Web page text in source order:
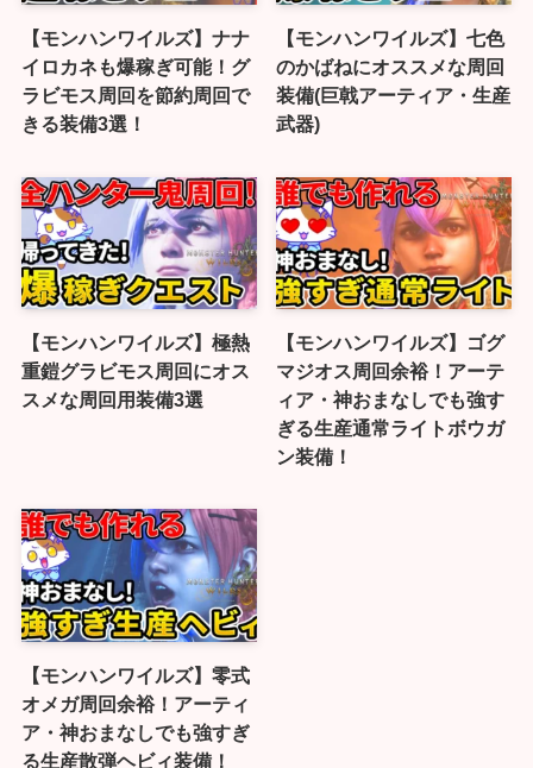
【モンハンワイルズ】ナナ
イロカネも爆稼ぎ可能！グ
ラビモス周回を節約周回で
きる装備3選！
【モンハンワイルズ】七色
のかばねにオススメな周回
装備(巨戟アーティア・生産
武器)
【モンハンワイルズ】極熱
重鎧グラビモス周回にオス
スメな周回用装備3選
【モンハンワイルズ】ゴグ
マジオス周回余裕！アーテ
ィア・神おまなしでも強す
ぎる生産通常ライトボウガ
ン装備！
【モンハンワイルズ】零式
オメガ周回余裕！アーティ
ア・神おまなしでも強すぎ
る生産散弾ヘビィ装備！